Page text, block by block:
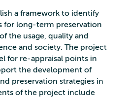
a framework to identify
for long-term preservation
the usage, quality and
and society. The project
for re-appraisal points in
the development of
preservation strategies in
of the project include